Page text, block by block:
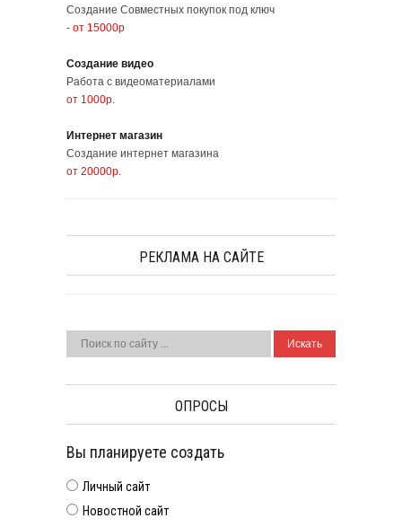
Создание Совместных покупок под ключ
- от 15000р
Создание видео
Работа с видеоматериалами
от 1000р.
Интернет магазин
Создание интернет магазина
от 20000р.
РЕКЛАМА НА САЙТЕ
ОПРОСЫ
Вы планируете создать
Личный сайт
Новостной сайт